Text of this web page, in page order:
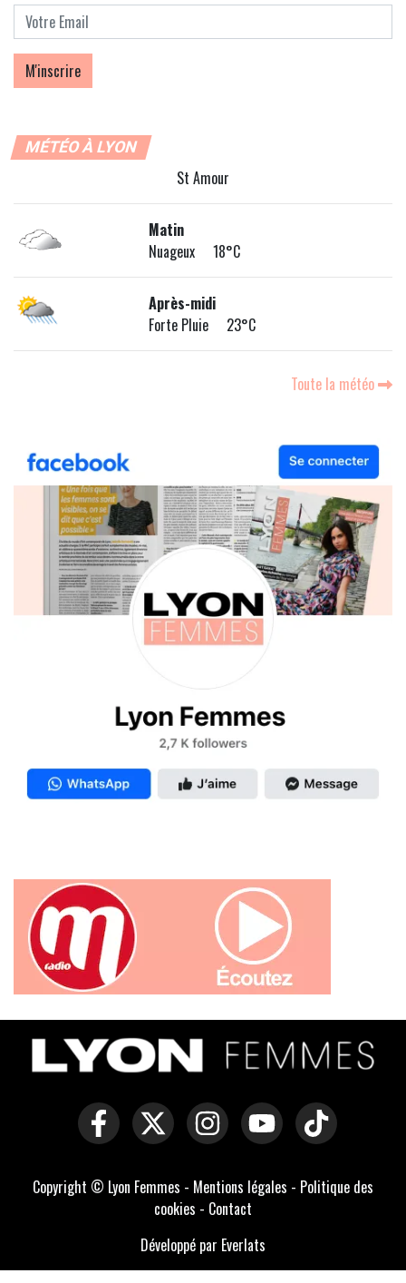
MÉTÉO À LYON
St Amour
Matin
Nuageux 18°C
Après-midi
Forte Pluie 23°C
Toute la météo
Copyright © Lyon Femmes - Mentions légales - Politique des
cookies - Contact
Développé par Everlats